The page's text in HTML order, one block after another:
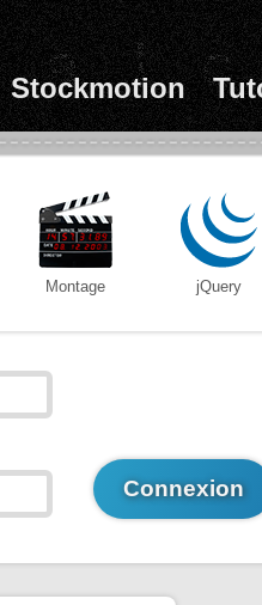
Stockmotion
Montage jQuery